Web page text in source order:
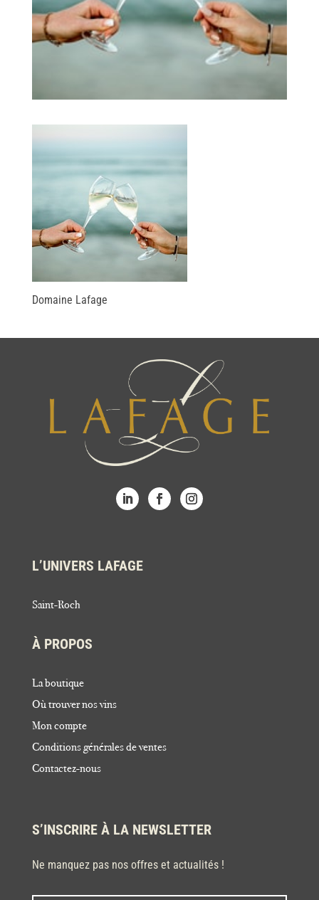
Domaine Lafage
L’UNIVERS LAFAGE
Saint-Roch
À PROPOS
La boutique
Où trouver nos vins
Mon compte
Conditions générales de ventes
Contactez-nous
S’INSCRIRE À LA NEWSLETTER
Ne manquez pas nos offres et actualités !